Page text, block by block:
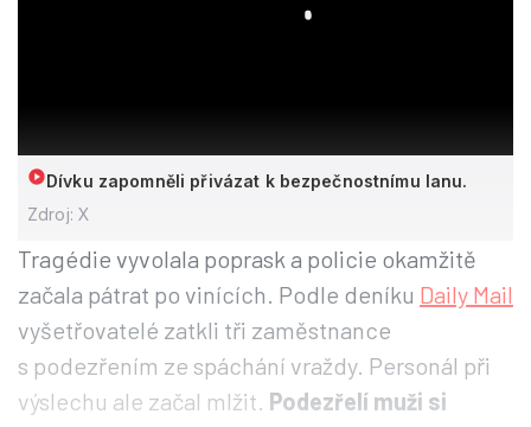
Dívku zapomněli přivázat k bezpečnostnímu lanu.
Zdroj: X
Tragédie vyvolala poprask a policie okamžitě
začala pátrat po vinících. Podle deníku Daily Mail
vyšetřovatelé zatkli tři zaměstnance
s podezřením ze spáchání vraždy. Personál při
výslechu ale začal mlžit. Podezřelí muži si